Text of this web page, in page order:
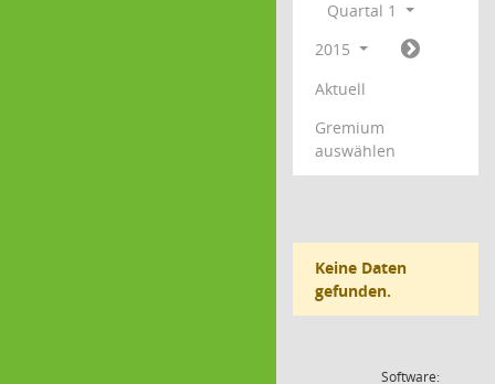
Quartal 1
2015
Aktuell
Gremium
auswählen
Keine Daten
gefunden.
Software: